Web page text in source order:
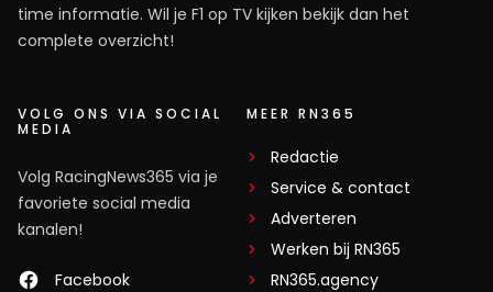
time informatie. Wil je F1 op TV kijken bekijk dan het
complete overzicht!
VOLG ONS VIA SOCIAL
MEDIA
Volg RacingNews365 via je
favoriete social media
kanalen!
Facebook
MEER RN365
Redactie
Service & contact
Adverteren
Werken bij RN365
RN365.agency